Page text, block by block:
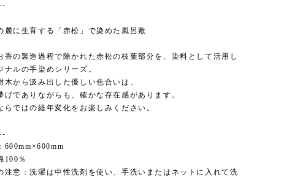
麓に生育する「赤松」で染めた風呂敷
香の製造過程で除かれた赤松の枝葉部分を、染料として活用し
ナルの手染めシリーズ。
木から汲み出した優しい色合いは、
げでありながらも、確かな存在感があります。
らではの経年変化をお楽しみください。
600mm×600mm
100％
注意：洗濯は中性洗剤を使い、手洗いまたはネットに入れて洗